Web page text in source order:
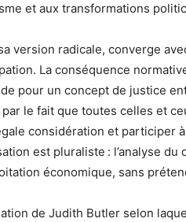
et aux transformations
version radicale, converge
La conséquence
pour un concept de justice
le fait que toutes celles et
considération et participer
est pluraliste : l’analyse
économique, sans
de Judith Butler selon